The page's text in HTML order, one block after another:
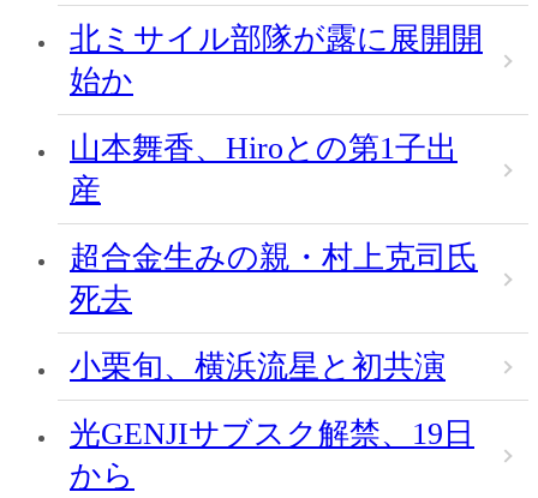
北ミサイル部隊が露に展開開
始か
山本舞香、Hiroとの第1子出
産
超合金生みの親・村上克司氏
死去
小栗旬、横浜流星と初共演
光GENJIサブスク解禁、19日
から